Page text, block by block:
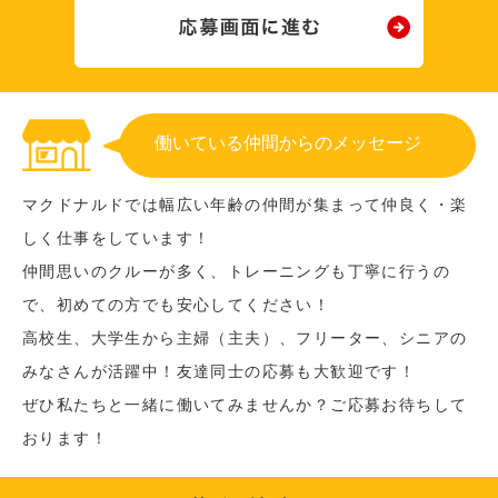
働いている仲間からのメッセージ
マクドナルドでは幅広い年齢の仲間が集まって仲良く・楽
しく仕事をしています！
仲間思いのクルーが多く、トレーニングも丁寧に行うの
で、初めての方でも安心してください！
高校生、大学生から主婦（主夫）、フリーター、シニアの
みなさんが活躍中！友達同士の応募も大歓迎です！
ぜひ私たちと一緒に働いてみませんか？ご応募お待ちして
おります！